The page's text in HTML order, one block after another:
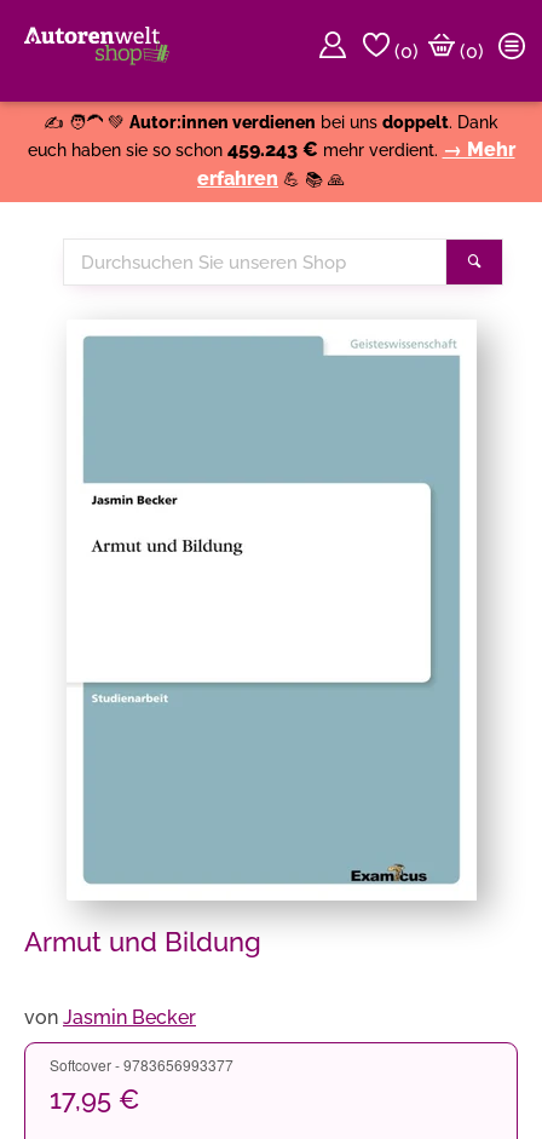
(0)
(0)
✍️ 🧑‍🦱 💚 Autor:innen verdienen bei uns doppelt. Dank
euch haben sie so schon 459.243 € mehr verdient. → Mehr
erfahren 💪 📚 🙏
Durchsuchen
Sie
Shop
Armut und Bildung
von Jasmin Becker
Softcover - 9783656993377
17,95 €